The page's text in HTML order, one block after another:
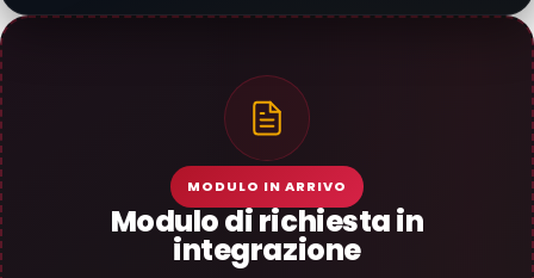
MODULO IN ARRIVO
Modulo di richiesta in
integrazione